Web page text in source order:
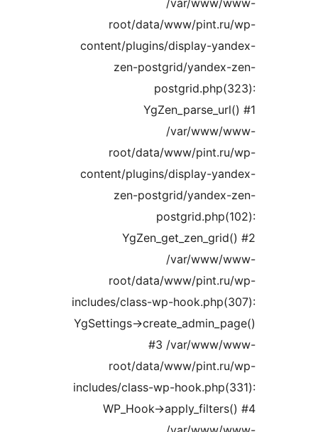
root/data/www/
content/plugins/display-
zen-postgrid/
root/data/www/
content/plugins/display-
zen-postgrid/
root/data/www/
includes/class-wp-
YgSettings-
#3 /var/
root/data/www/
includes/class-wp-
WP_Hook-